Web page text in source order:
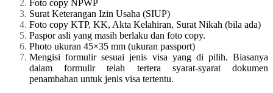
Foto copy NPWP
Surat Keterangan Izin Usaha (SIUP)
Foto copy KTP, KK, Akta Kelahiran, Surat Nikah (bila ada)
Paspor asli yang masih berlaku dan foto copy.
Photo ukuran 45×35 mm (ukuran passport)
Mengisi formulir sesuai jenis visa yang di pilih. Biasanya
dalam formulir telah tertera syarat-syarat dokumen
penambahan untuk jenis visa tertentu.